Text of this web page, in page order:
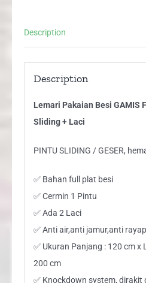
Laci
Description
Description
Lemari Pakaian Besi GAMIS
Sliding + Laci
PINTU SLIDING / GESER,
✅ Bahan full plat besi
✅ Cermin 1 Pintu
✅ Ada 2 Laci
✅ Anti air,anti jamur,anti rayap
✅ Ukuran Panjang : 120 cm x
200 cm
✅ Knockdown system,